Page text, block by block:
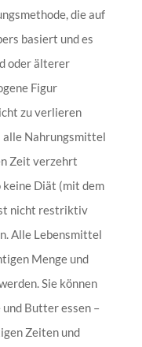
die auf
basiert und es
oder älterer
Figur
zu verlieren
alle Nahrungsmittel
Zeit verzehrt
Diät (mit dem
nicht restriktiv
Alle Lebensmittel
Menge und
Sie können
Butter essen –
Zeiten und